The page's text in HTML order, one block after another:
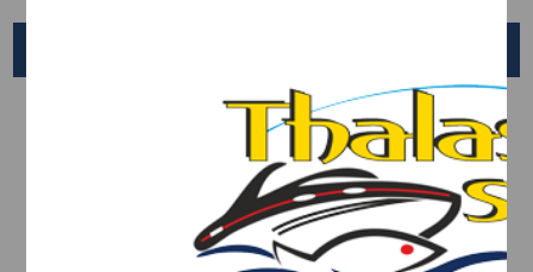
Ηλεκτρονικα/Fishfinder/GPS/VHF / ΧΑΡΤΕΣ
C-MAP